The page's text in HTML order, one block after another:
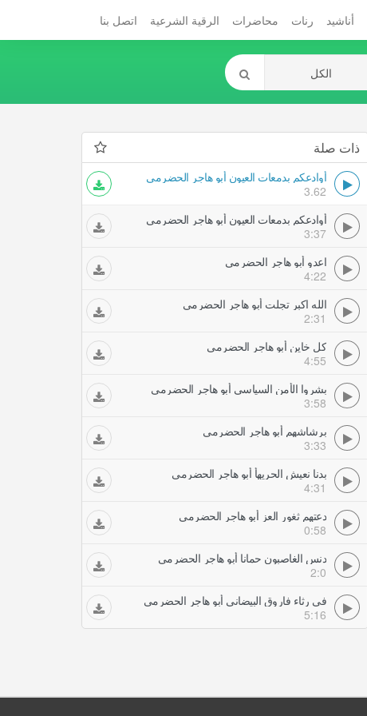
أناشيد رنات محاضرات الرقية الشرعية اتصل بنا
ذات صلة
أوادعكم بدمعات العيون أبو هاجر الحضرمي
3.62
أوادعكم بدمعات العيون أبو هاجر الحضرمي
3:37
اعدو أبو هاجر الحضرمي
4:22
الله اكبر تجلت أبو هاجر الحضرمي
2:31
كل خاين أبو هاجر الحضرمي
4:55
بشروا الأمن السياسي أبو هاجر الحضرمي
3:58
برشاشهم أبو هاجر الحضرمي
3:33
بدنا نعيش الحريهأ أبو هاجر الحضرمي
4:31
دعتهم ثغور العز أبو هاجر الحضرمي
0:58
دنس الغاصبون حمانا أبو هاجر الحضرمي
2:0
في رثاء فاروق البيضاني أبو هاجر الحضرمي
5:16